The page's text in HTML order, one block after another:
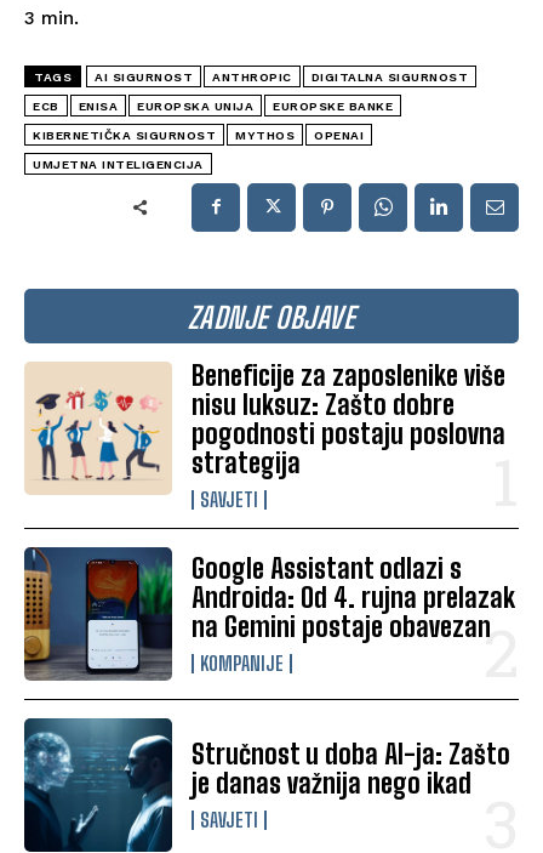
ZADNJE OBJAVE
Beneficije za zaposlenike više
nisu luksuz: Zašto dobre
pogodnosti postaju poslovna
strategija
SAVJETI
Google Assistant odlazi s
Androida: Od 4. rujna prelazak
na Gemini postaje obavezan
KOMPANIJE
Stručnost u doba AI-ja: Zašto
je danas važnija nego ikad
SAVJETI
3 min.
TAGS AI SIGURNOST ANTHROPIC DIGITALNA SIGURNOST
ECB ENISA EUROPSKA UNIJA EUROPSKE BANKE
KIBERNETIČKA SIGURNOST MYTHOS OPENAI
UMJETNA INTELIGENCIJA